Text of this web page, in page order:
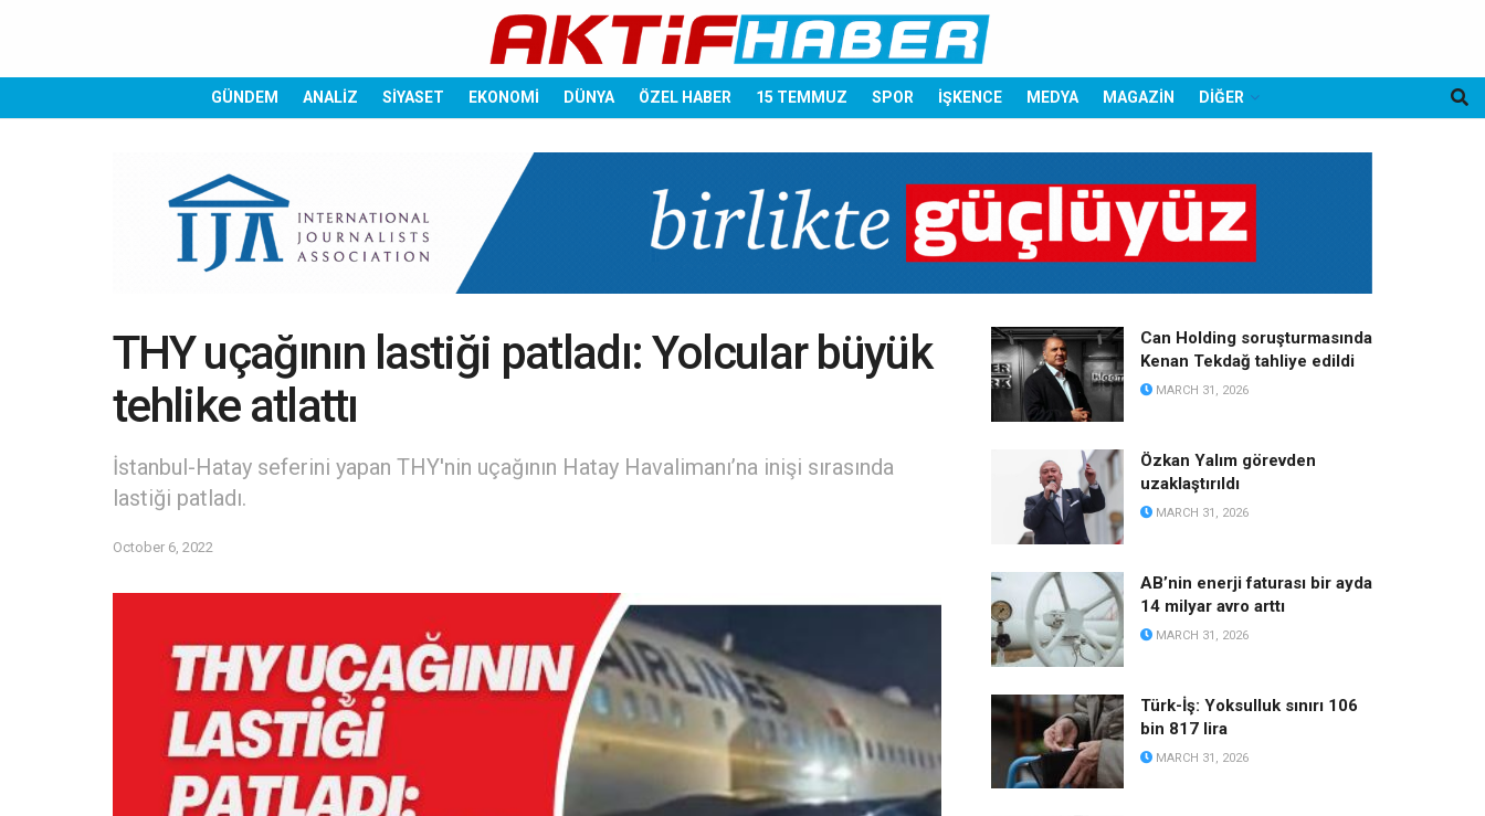
GÜNDEM ANALİZ SİYASET EKONOMİ DÜNYA ÖZEL HABER 15 TEMMUZ SPOR İŞKENCE MEDYA MAGAZİN DİĞER
THY uçağının lastiği patladı: Yolcular büyük
tehlike atlattı
İstanbul-Hatay seferini yapan THY'nin uçağının Hatay Havalimanı’na inişi sırasında
lastiği patladı.
October 6, 2022
Can Holding soruşturmasında
Kenan Tekdağ tahliye edildi
MARCH 31, 2026
Özkan Yalım görevden
uzaklaştırıldı
MARCH 31, 2026
AB’nin enerji faturası bir ayda
14 milyar avro arttı
MARCH 31, 2026
Türk-İş: Yoksulluk sınırı 106
bin 817 lira
MARCH 31, 2026